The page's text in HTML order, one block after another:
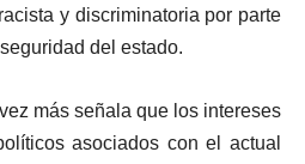
y discriminatoria por parte
del estado.
más señala que los intereses
asociados con el actual